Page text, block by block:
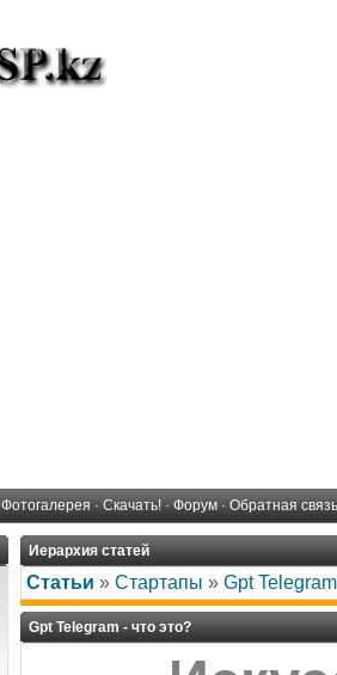
Фотогалерея · Скачать! · Форум · Обратная связь
Иерархия статей
Статьи » Стартапы » Gpt
Gpt Telegram - что это?